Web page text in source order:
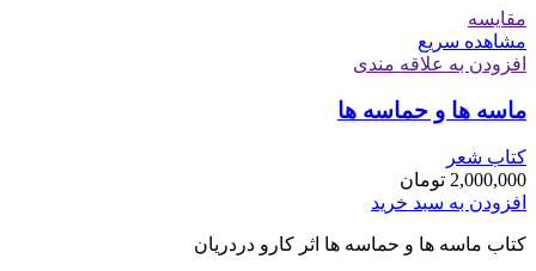
مقایسه
مشاهده سریع
افزودن به علاقه مندی
ماسه ها و حماسه ها
کتاب شعر
2,000,000 تومان
افزودن به سبد خرید
کتاب ماسه ها و حماسه ها اثر کارو دردریان